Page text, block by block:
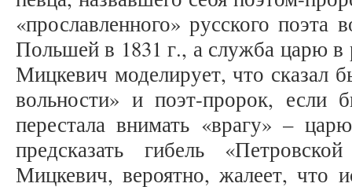
«прославленного» русского поэта
Польшей в 1831 г., а служба царю в
Мицкевич моделирует, что сказал
вольности» и поэт-пророк, если
перестала внимать «врагу» –
предсказать гибель
Мицкевич, вероятно, жалеет, что